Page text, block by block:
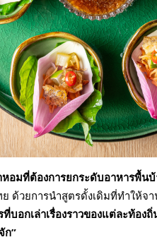
หอมที่ต้องการยกระดับอาหารพื้
วยการนำสูตรดั้งเดิมที่ทำให้จ
ที่บอกเล่าเรื่องราวของแต่ละท้อ
ก”